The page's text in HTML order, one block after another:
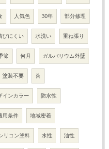
人気色 30年 部分修理
びにくい 水洗い 重ね張り
節 何月 ガルバリウム外壁
塗装不要 苔
インカラー 防水性
用条件 地域密着
リコン塗料 水性 油性